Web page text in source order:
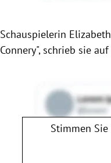
Schauspielerin
Connery", schrieb sie
Stimmen